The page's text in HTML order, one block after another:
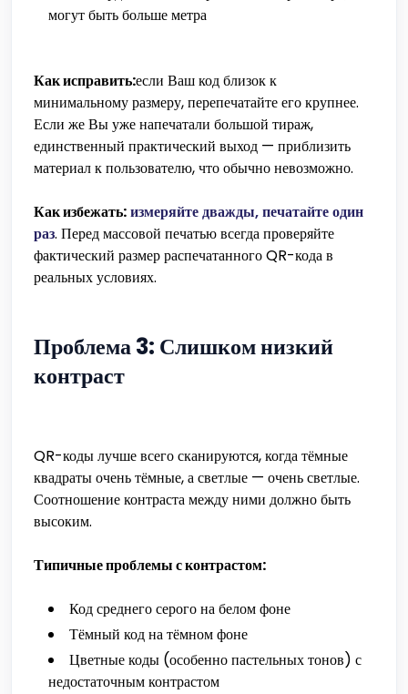
могут быть больше метра
Как исправить:если Ваш код близок к
минимальному размеру, перепечатайте его крупнее.
Если же Вы уже напечатали большой тираж,
единственный практический выход — приблизить
материал к пользователю, что обычно невозможно.
Как избежать:измеряйте дважды, печатайте один
раз. Перед массовой печатью всегда проверяйте
фактический размер распечатанного QR-кода в
реальных условиях.
Проблема 3: Слишком низкий
контраст
QR-коды лучше всего сканируются, когда тёмные
квадраты очень тёмные, а светлые — очень светлые.
Соотношение контраста между ними должно быть
высоким.
Типичные проблемы с контрастом:
Код среднего серого на белом фоне
Тёмный код на тёмном фоне
Цветные коды (особенно пастельных тонов) с
недостаточным контрастом